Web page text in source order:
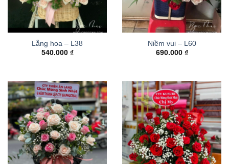
Lẵng hoa – L38
540.000 ₫
Niềm vui – L60
690.000 ₫